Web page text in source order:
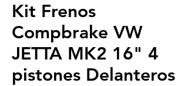
Kit Frenos
Compbrake VW
JETTA MK2 16" 4
pistones Delanteros